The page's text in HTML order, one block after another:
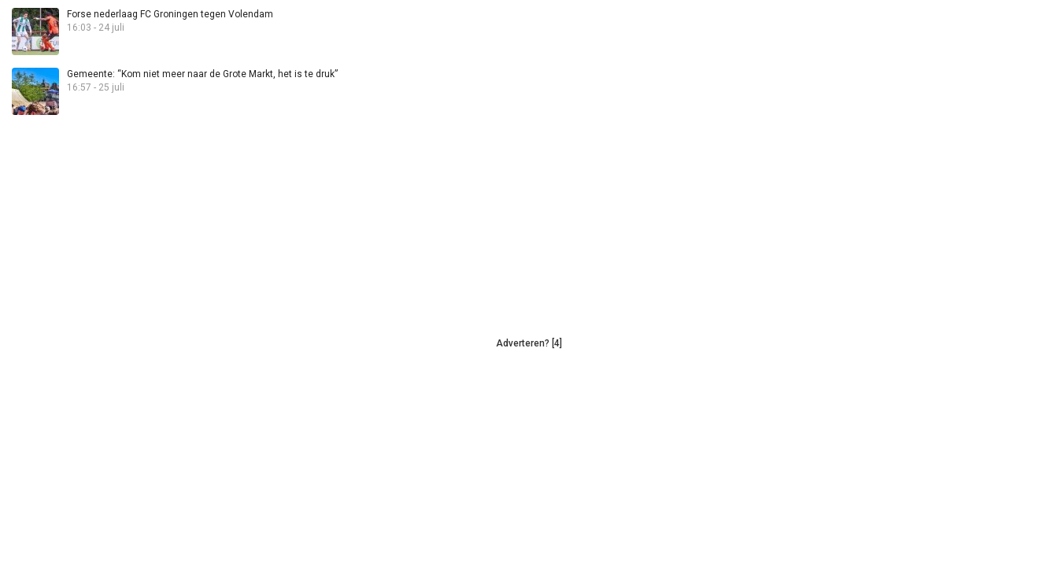
Forse nederlaag FC Groningen tegen Volendam
16:03 - 24 juli
Gemeente: “Kom niet meer naar de Grote Markt, het is te druk”
16:57 - 25 juli
Adverteren? [4]